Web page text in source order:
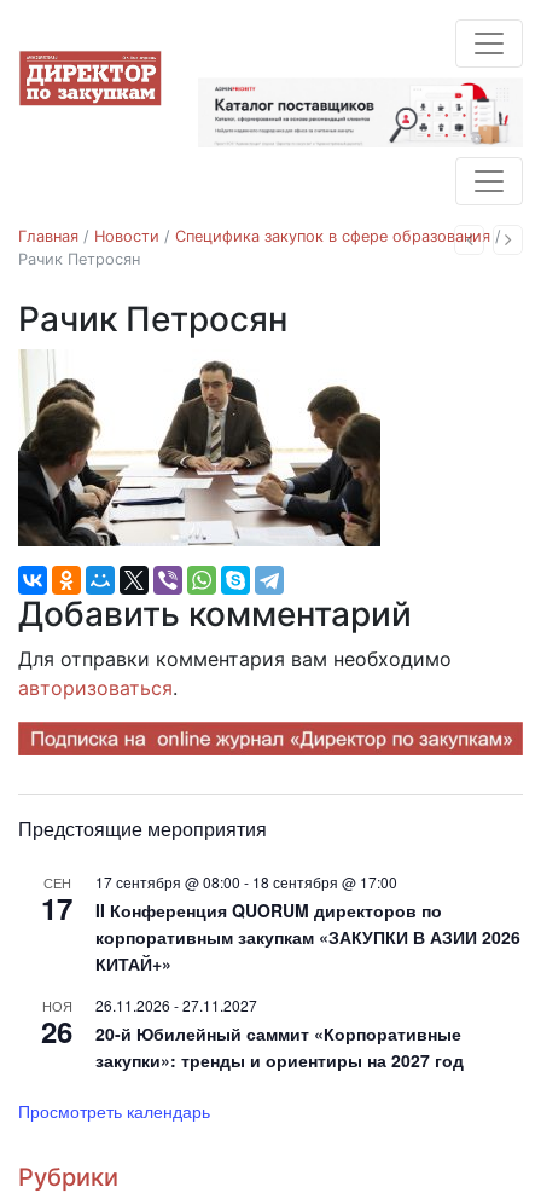
Назад
Главная / Новости / Специфика закупок в сфере образования /
Рачик Петросян
Рачик Петросян
Добавить комментарий
Для отправки комментария вам необходимо
авторизоваться.
Предстоящие мероприятия
СЕН
17
17 сентября @ 08:00 - 18 сентября @ 17:00
II Конференция QUORUM директоров по
корпоративным закупкам «ЗАКУПКИ В АЗИИ 2026
КИТАЙ+»
НОЯ
26
26.11.2026 -27.11.2027
20-й Юбилейный саммит «Корпоративные
закупки»: тренды и ориентиры на 2027 год
Просмотреть календарь
Рубрики